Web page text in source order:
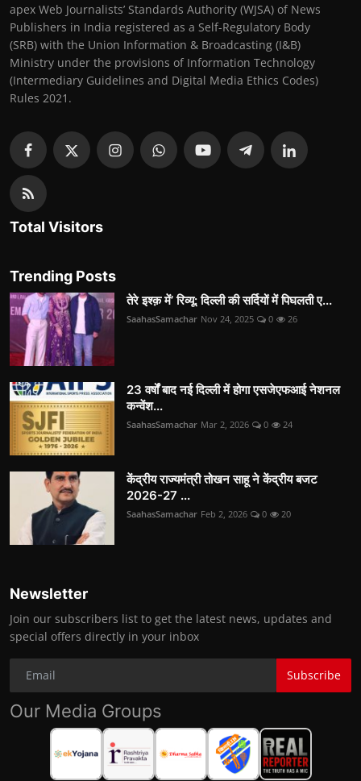
apex Web Journalists’ Standards Authority (WJSA) of News
Publishers in India registered as a Self-Regulatory Body
(SRB) with the Union Information & Broadcasting (I&B)
Ministry under the provisions of Information Technology
(Intermediary Guidelines and Digital Media Ethics Codes)
Rules 2021.
Total Visitors
Trending Posts
तेरे इश्क़ में’ रिव्यू: दिल्ली की सर्दियों में पिघलती ए...
SaahasSamachar Nov 24, 2025 0 26
23 वर्षों बाद नई दिल्ली में होगा एसजेएफआई नेशनल
कन्वेंश...
SaahasSamachar Mar 2, 2026 0 24
केंद्रीय राज्यमंत्री तोखन साहू ने केंद्रीय बजट
2026-27 ...
SaahasSamachar Feb 2, 2026 0 20
Newsletter
Join our subscribers list to get the latest news, updates and
special offers directly in your inbox
Subscribe
Our Media Groups